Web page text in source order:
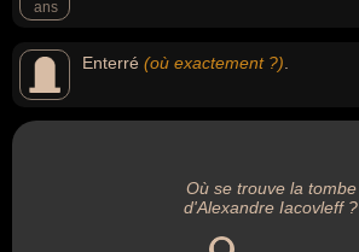
ans
Enterré (où exactement ?)
Où se trouve la tombe
d'Alexandre Iacovleff ?